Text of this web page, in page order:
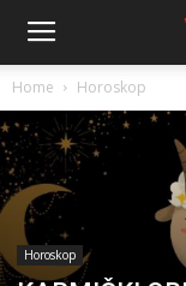
Home Horoskop
Horoskop